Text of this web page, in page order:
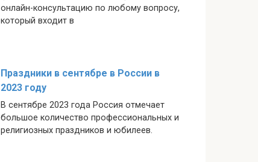
онлайн-консультацию по любому вопросу,
который входит в
Праздники в сентябре в России в
2023 году
В сентябре 2023 года Россия отмечает
большое количество профессиональных и
религиозных праздников и юбилеев.